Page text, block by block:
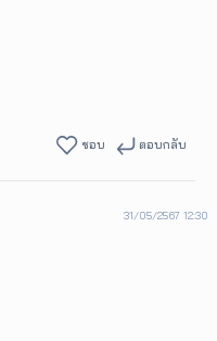
ชอบ ตอบกลับ
31/05/2567 12:30